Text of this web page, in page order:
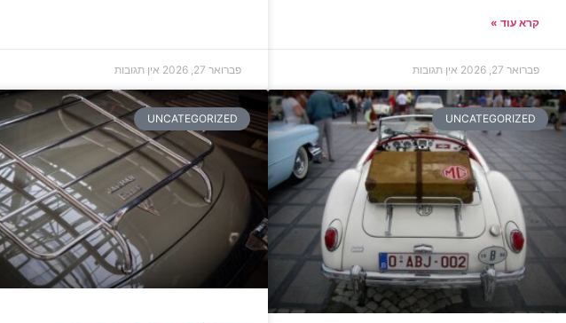
קרא עוד »
פברואר 27, 2026 אין תגובות פברואר 27, 2026 אין תגובות
UNCATEGORIZED
UNCATEGORIZED